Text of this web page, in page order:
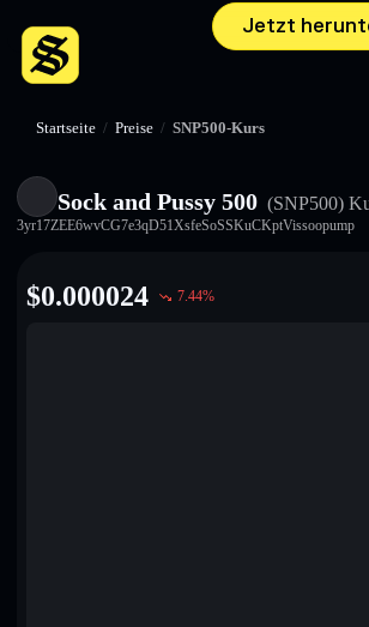
Jetzt
Startseite / Preise / SNP500-Kurs
Sock and Pussy 500 (SNP500)
3yr17ZEE6wvCG7e3qD51XsfeSoSSKuCKptVissoopump
$0.000024 7.44%